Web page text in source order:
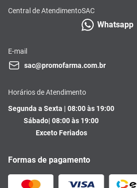
Central de AtendimentoSAC
Whatsapp
E-mail
sac@promofarma.com.br
Horários de Atendimento
Segunda a Sexta | 08:00 às 19:00
Sábado| 08:00 às 19:00
Exceto Feriados
Formas de pagamento